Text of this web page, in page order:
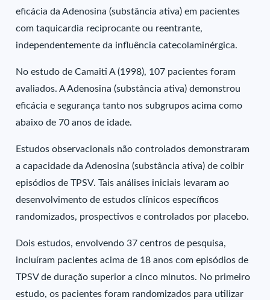
eficácia da Adenosina (substância ativa) em pacientes
com taquicardia reciprocante ou reentrante,
independentemente da influência catecolaminérgica.
No estudo de Camaiti A (1998), 107 pacientes foram
avaliados. A Adenosina (substância ativa) demonstrou
eficácia e segurança tanto nos subgrupos acima como
abaixo de 70 anos de idade.
Estudos observacionais não controlados demonstraram
a capacidade da Adenosina (substância ativa) de coibir
episódios de TPSV. Tais análises iniciais levaram ao
desenvolvimento de estudos clínicos específicos
randomizados, prospectivos e controlados por placebo.
Dois estudos, envolvendo 37 centros de pesquisa,
incluíram pacientes acima de 18 anos com episódios de
TPSV de duração superior a cinco minutos. No primeiro
estudo, os pacientes foram randomizados para utilizar